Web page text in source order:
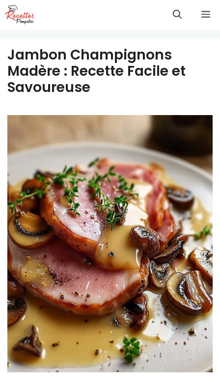
Aller
au
Jambon Champignons
Madère : Recette Facile et
Savoureuse